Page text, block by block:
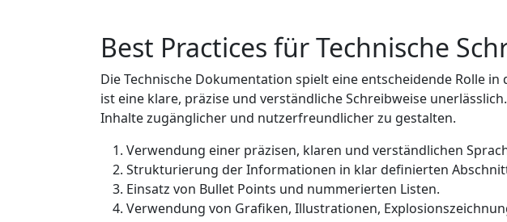
Best Practices für Technische
Die Technische Dokumentation spielt eine entscheidende Rolle
ist eine klare, präzise und verständliche Schreibweise
Inhalte zugänglicher und nutzerfreundlicher zu gestalten.
Verwendung einer präzisen, klaren und verständlichen
Strukturierung der Informationen in klar definierten
Einsatz von Bullet Points und nummerierten Listen.
Verwendung von Grafiken, Illustrationen,